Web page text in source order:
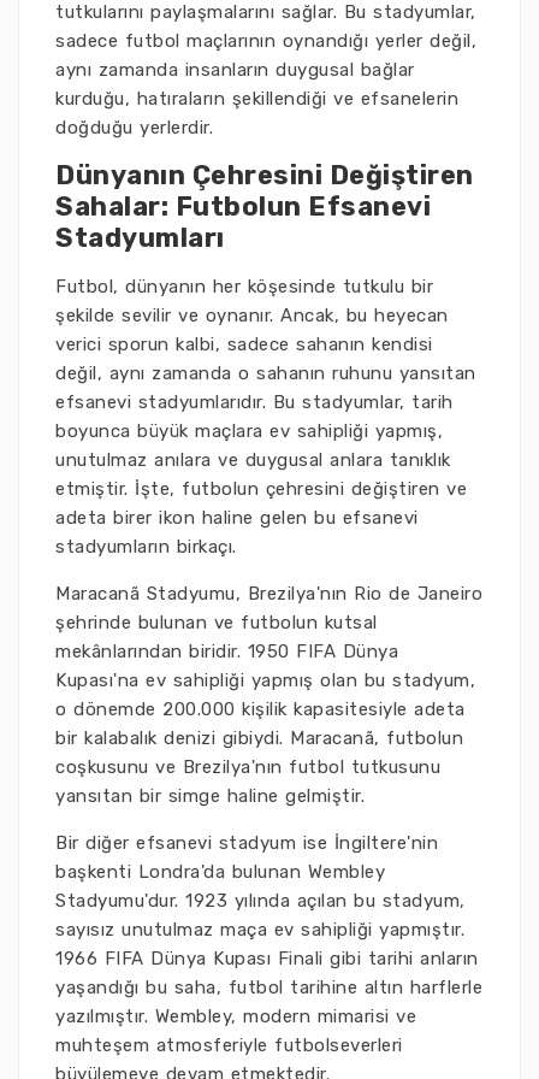
tutkularını paylaşmalarını sağlar. Bu stadyumlar,
sadece futbol maçlarının oynandığı yerler değil,
aynı zamanda insanların duygusal bağlar
kurduğu, hatıraların şekillendiği ve efsanelerin
doğduğu yerlerdir.
Dünyanın Çehresini Değiştiren
Sahalar: Futbolun Efsanevi
Stadyumları
Futbol, dünyanın her köşesinde tutkulu bir
şekilde sevilir ve oynanır. Ancak, bu heyecan
verici sporun kalbi, sadece sahanın kendisi
değil, aynı zamanda o sahanın ruhunu yansıtan
efsanevi stadyumlarıdır. Bu stadyumlar, tarih
boyunca büyük maçlara ev sahipliği yapmış,
unutulmaz anılara ve duygusal anlara tanıklık
etmiştir. İşte, futbolun çehresini değiştiren ve
adeta birer ikon haline gelen bu efsanevi
stadyumların birkaçı.
Maracanã Stadyumu, Brezilya'nın Rio de Janeiro
şehrinde bulunan ve futbolun kutsal
mekânlarından biridir. 1950 FIFA Dünya
Kupası'na ev sahipliği yapmış olan bu stadyum,
o dönemde 200.000 kişilik kapasitesiyle adeta
bir kalabalık denizi gibiydi. Maracanã, futbolun
coşkusunu ve Brezilya'nın futbol tutkusunu
yansıtan bir simge haline gelmiştir.
Bir diğer efsanevi stadyum ise İngiltere'nin
başkenti Londra'da bulunan Wembley
Stadyumu'dur. 1923 yılında açılan bu stadyum,
sayısız unutulmaz maça ev sahipliği yapmıştır.
1966 FIFA Dünya Kupası Finali gibi tarihi anların
yaşandığı bu saha, futbol tarihine altın harflerle
yazılmıştır. Wembley, modern mimarisi ve
muhteşem atmosferiyle futbolseverleri
büyülemeye devam etmektedir.